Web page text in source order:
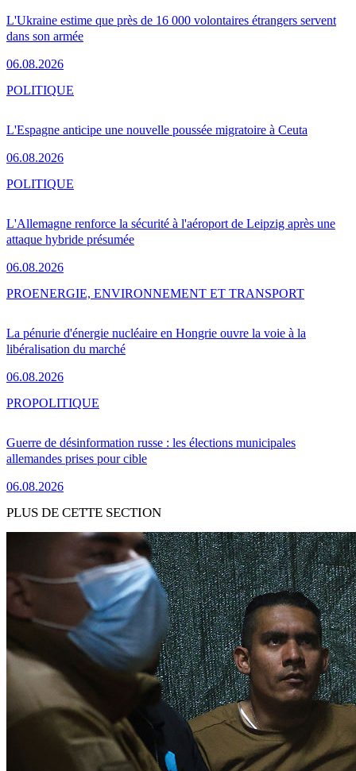
L'Ukraine estime que près de 16 000 volontaires étrangers servent
dans son armée
06.08.2026
L'Espagne anticipe une nouvelle poussée migratoire à Ceuta
06.08.2026
POLITIQUE
L'Allemagne renforce la sécurité à l'aéroport de Leipzig après une
attaque hybride présumée
06.08.2026
POLITIQUE
La pénurie d'énergie nucléaire en Hongrie ouvre la voie à la
libéralisation du marché
06.08.2026
PROENERGIE, ENVIRONNEMENT ET TRANSPORT
Guerre de désinformation russe : les élections municipales
allemandes prises pour cible
06.08.2026
PROPOLITIQUE
PLUS DE CETTE SECTION